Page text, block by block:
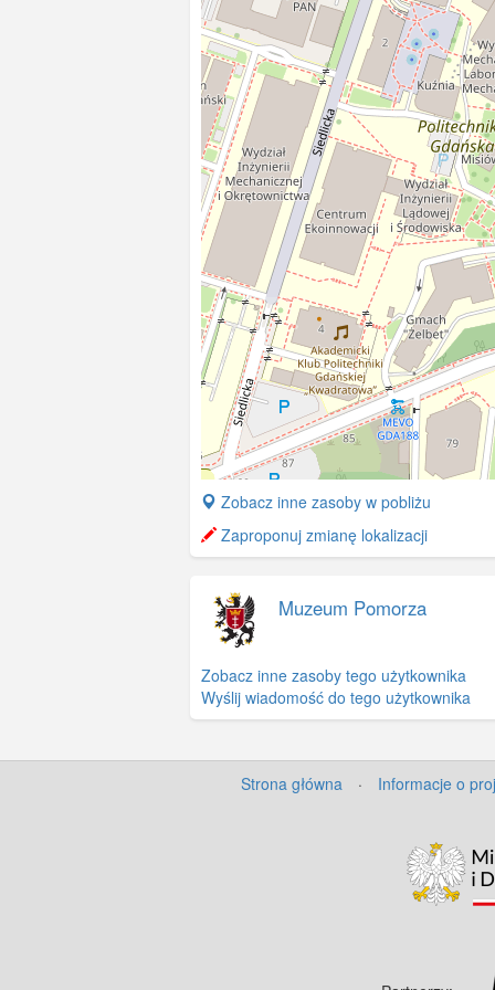
+
−
Zobacz inne zasoby w pobliżu
Zaproponuj zmianę lokalizacji
Muzeum Pomorza
Zobacz inne zasoby tego użytkownika
Wyślij wiadomość do tego użytkownika
Strona główna · Informacje o